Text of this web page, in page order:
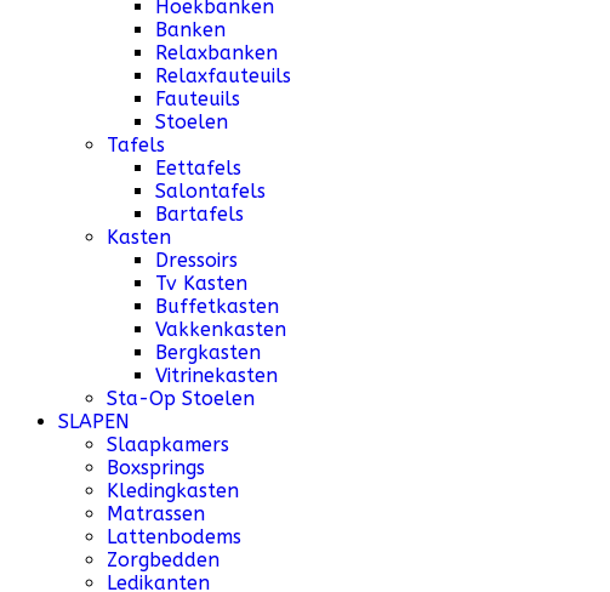
Hoekbanken
Banken
Relaxbanken
Relaxfauteuils
Fauteuils
Stoelen
Tafels
Eettafels
Salontafels
Bartafels
Kasten
Dressoirs
Tv Kasten
Buffetkasten
Vakkenkasten
Bergkasten
Vitrinekasten
Sta-Op Stoelen
SLAPEN
Slaapkamers
Boxsprings
Kledingkasten
Matrassen
Lattenbodems
Zorgbedden
Ledikanten